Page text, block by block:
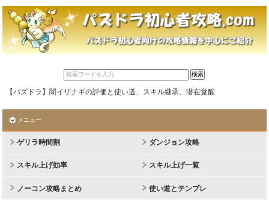
【パズドラ】闇イザナギの評価と使い道、スキル継承、潜在覚醒
メニュー
ゲリラ時間割 ダンジョン攻略
スキル上げ効率 スキル上げ一覧
ノーコン攻略まとめ 使い道とテンプレ